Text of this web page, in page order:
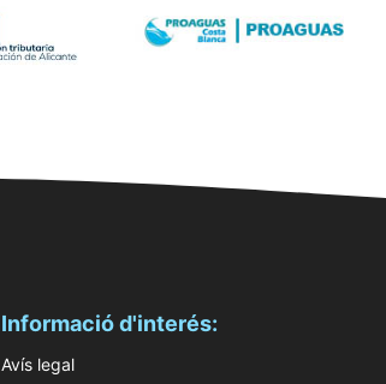
Informació d'interés:
Avís legal